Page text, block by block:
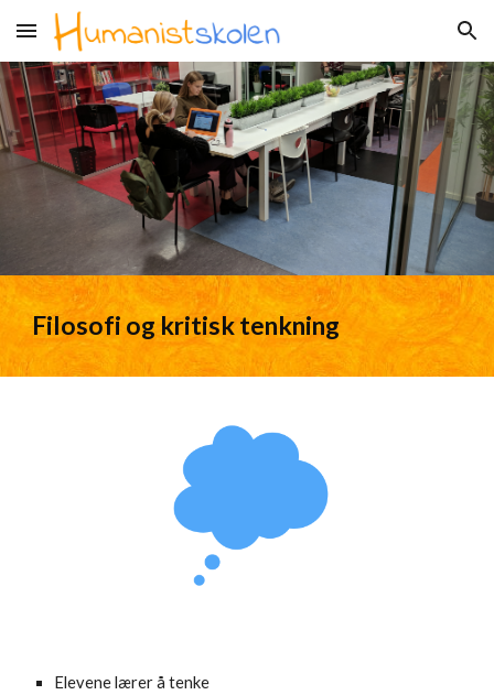
Skip to main content Skip to navigation
Filosofi og kritisk tenkning
Elevene lærer å tenke